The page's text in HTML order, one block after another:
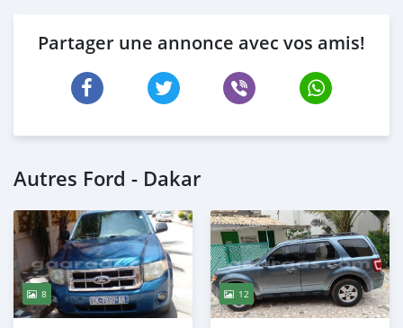
Partager une annonce avec vos amis!
Autres Ford - Dakar
8 12